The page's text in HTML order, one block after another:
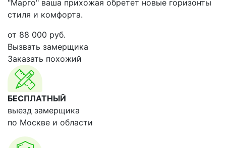
"Марго" ваша прихожая обретет новые горизонты
стиля и комфорта.
от 88 000 руб.
Вызвать замерщика
Заказать похожий
БЕСПЛАТНЫЙ
выезд замерщика
по Москве и области